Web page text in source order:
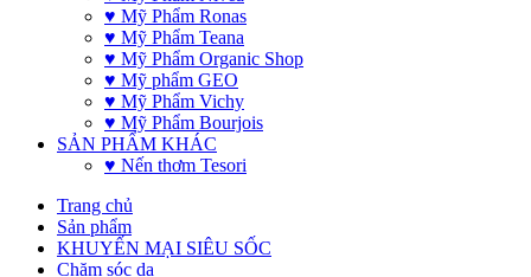
♥ Mỹ Phẩm Ronas
♥ Mỹ Phẩm Teana
♥ Mỹ Phẩm Organic Shop
♥ Mỹ phẩm GEO
♥ Mỹ Phẩm Vichy
♥ Mỹ Phẩm Bourjois
SẢN PHẨM KHÁC
♥ Nến thơm Tesori
Trang chủ
Sản phẩm
KHUYẾN MẠI SIÊU SỐC
Chăm sóc da